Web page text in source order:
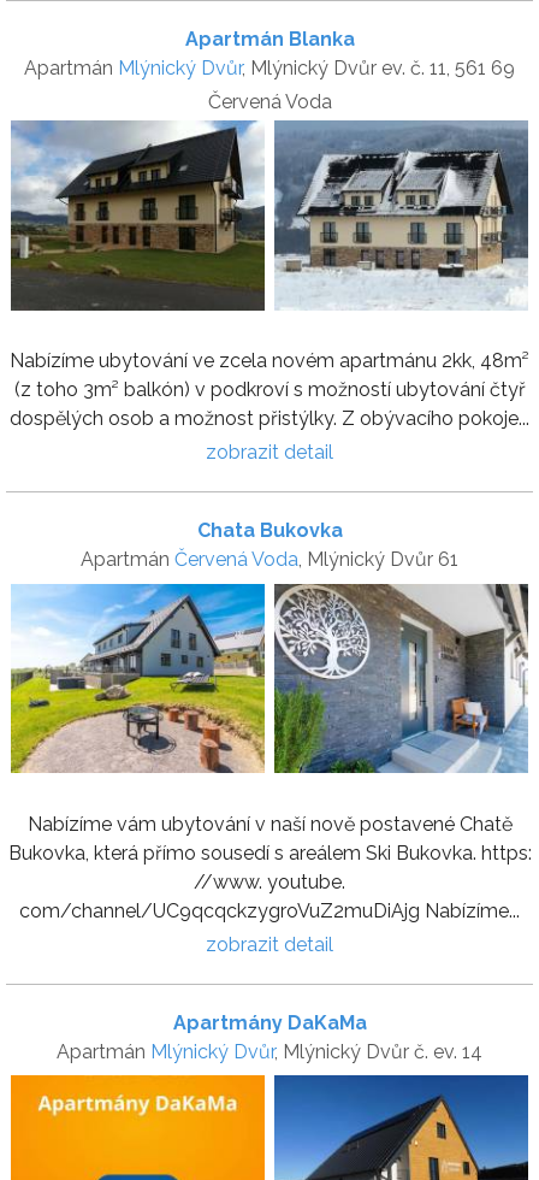
Apartmán Blanka
Apartmán Mlýnický Dvůr, Mlýnický Dvůr ev. č. 11, 561 69
Červená Voda
Nabízíme ubytování ve zcela novém apartmánu 2kk, 48m²
(z toho 3m² balkón) v podkroví s možností ubytování čtyř
dospělých osob a možnost přistýlky. Z obývacího pokoje...
zobrazit detail
Chata Bukovka
Apartmán Červená Voda, Mlýnický Dvůr 61
Nabízíme vám ubytování v naší nově postavené Chatě
Bukovka, která přímo sousedí s areálem Ski Bukovka. https:
//www. youtube.
com/channel/UC9qcqckzygroVuZ2muDiAjg Nabízíme...
zobrazit detail
Apartmány DaKaMa
Apartmán Mlýnický Dvůr, Mlýnický Dvůr č. ev. 14